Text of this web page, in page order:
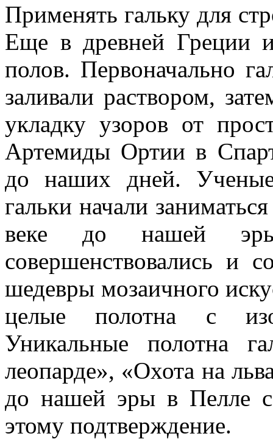
Применять гальку для
Еще в древней Греции
полов. Первоначально
заливали раствором,
укладку узоров от
Артемиды Ортии в
до наших дней.
гальки начали
веке до нашей эры.
совершенствовались и
шедевры мозаичного
целые полотна с
Уникальные полотна
леопарде», «Охота на
до нашей эры в Пелле
этому подтверждение.